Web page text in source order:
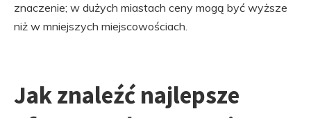
znaczenie; w dużych miastach ceny mogą być wyższe
niż w mniejszych miejscowościach.
Jak znaleźć najlepsze